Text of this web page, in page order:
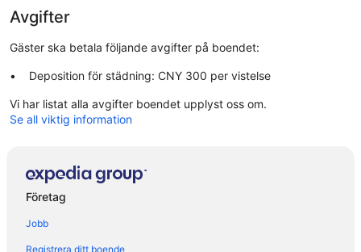
Avgifter
Gäster ska betala följande avgifter på boendet:
Deposition för städning: CNY 300 per vistelse
Vi har listat alla avgifter boendet upplyst oss om.
Se all viktig information
Företag
Jobb
Registrera ditt boende